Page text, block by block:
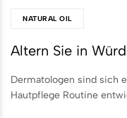
NATURAL OIL
Altern Sie in
Dermatologen sind sich
Hautpflege Routine